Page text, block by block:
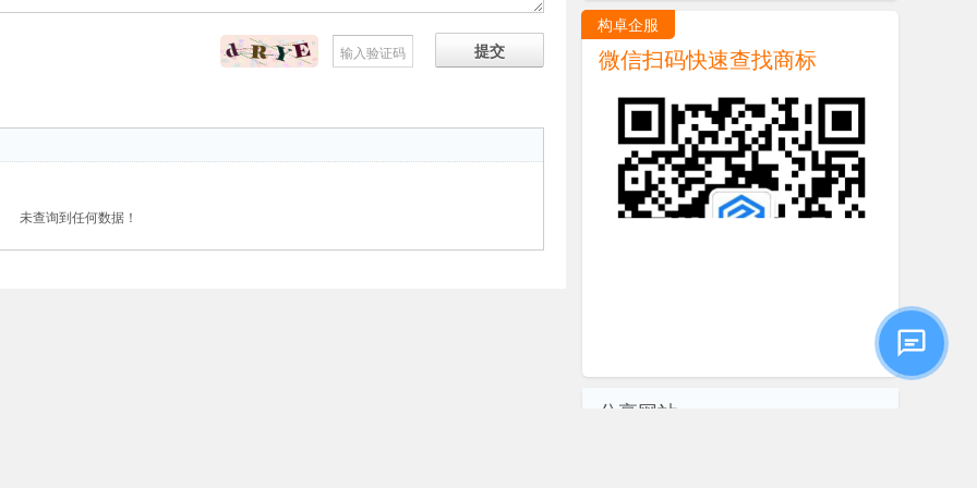
提交
未查询到任何数据！
构卓企服
微信扫码快速查找商标
分享网站